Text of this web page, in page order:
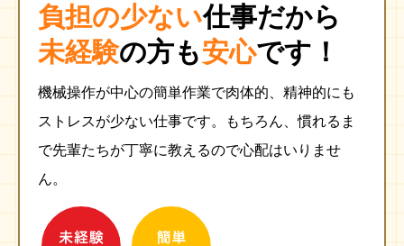
負担の少ない仕事だから
未経験の方も安心です！
機械操作が中心の簡単作業で肉体的、精神的にも
ストレスが少ない仕事です。
もちろん、慣れるま
で先輩たちが丁寧に教えるので心配はいりませ
ん。